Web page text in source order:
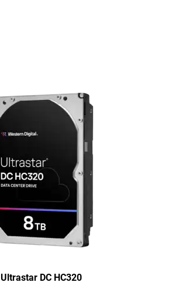
Ultrastar DC HC320